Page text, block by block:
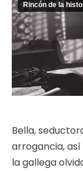
Rincón de la
Bella,
arrogancia,
la gallega